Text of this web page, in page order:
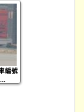
編號